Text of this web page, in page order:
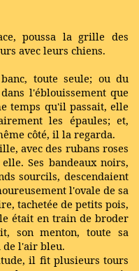
poussa la grille des
avec leurs chiens.
toute seule; ou du
l'éblouissement que
temps qu'il passait, elle
les épaules; et,
côté, il la regarda.
avec des rubans roses
Ses bandeaux noirs,
sourcils, descendaient
l'ovale de sa
tachetée de petits pois,
était en train de broder
son menton, toute sa
de l'air bleu.
il fit plusieurs tours